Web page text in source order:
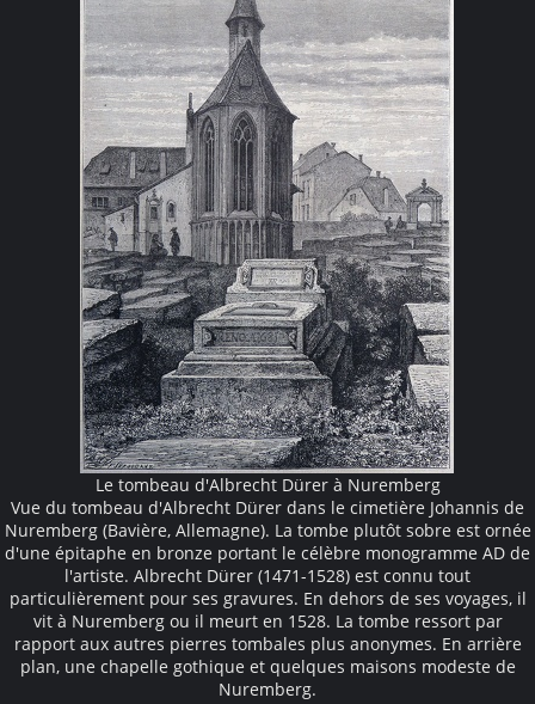
Le tombeau d'Albrecht Dürer à Nuremberg
Vue du tombeau d'Albrecht Dürer dans le cimetière Johannis de
Nuremberg (Bavière, Allemagne). La tombe plutôt sobre est ornée
d'une épitaphe en bronze portant le célèbre monogramme AD de
l'artiste. Albrecht Dürer (1471-1528) est connu tout
particulièrement pour ses gravures. En dehors de ses voyages, il
vit à Nuremberg ou il meurt en 1528. La tombe ressort par
rapport aux autres pierres tombales plus anonymes. En arrière
plan, une chapelle gothique et quelques maisons modeste de
Nuremberg.